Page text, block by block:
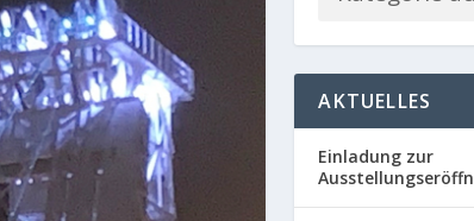
AKTUELLES
Einladung zur